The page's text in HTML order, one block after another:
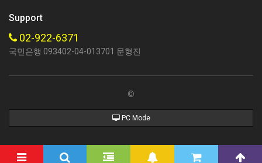
Support
02-922-6371
국민은행 093402-04-013701 문형진
©
PC Mode